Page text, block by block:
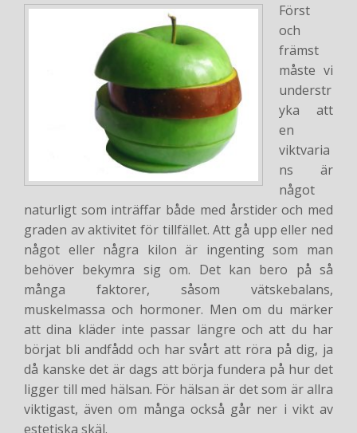
Först
och
främst
måste vi
understr
yka att
en
viktvaria
ns är
något
naturligt som inträffar både med årstider och med
graden av aktivitet för tillfället. Att gå upp eller ned
något eller några kilon är ingenting som man
behöver bekymra sig om. Det kan bero på så
många faktorer, såsom vätskebalans,
muskelmassa och hormoner. Men om du märker
att dina kläder inte passar längre och att du har
börjat bli andfådd och har svårt att röra på dig, ja
då kanske det är dags att börja fundera på hur det
ligger till med hälsan. För hälsan är det som är allra
viktigast, även om många också går ner i vikt av
estetiska skäl.